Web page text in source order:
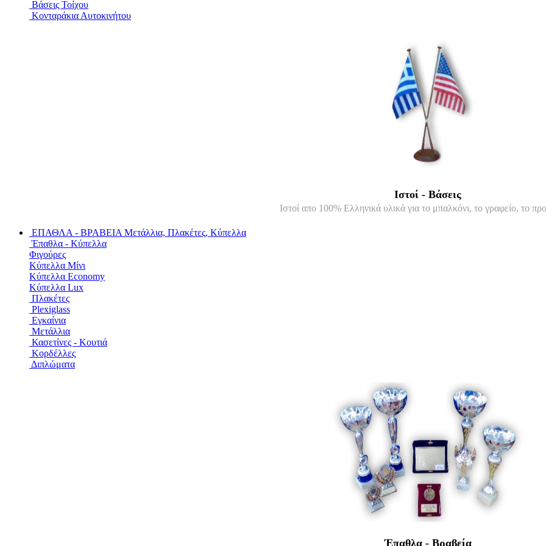
Βάσεις Τοίχου
Κονταράκια Αυτοκινήτου
Ιστοί - Βάσεις
Ιστοί απο 100% Ελληνικά υλικά για το μπαλκόνι, το γραφείο, το
ΕΠΑΘΛΑ - ΒΡΑΒΕΙΑ Μετάλλια, Πλακέτες, Κύπελλα
Έπαθλα - Κύπελλα
Φιγούρες
Κύπελλα Μίνι
Κύπελλα Economy
Κύπελλα Lux
Πλακέτες
Plexiglass
Εγκαίνια
Μετάλλια
Κασετίνες - Κουτιά
Κορδέλλες
Διπλώματα
Έπαθλα - Βραβεία